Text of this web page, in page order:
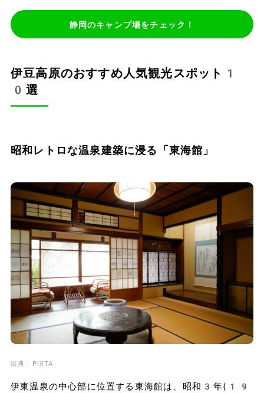
静岡のキャンプ場をチェック！
伊豆高原のおすすめ人気観光スポット1
0選
昭和レトロな温泉建築に浸る「東海館」
出典；PIXTA
伊東温泉の中心部に位置する東海館は、昭和3年(19